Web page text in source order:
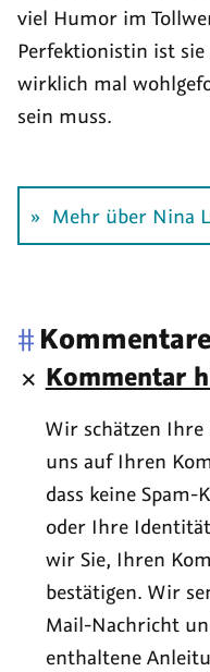
viel Humor im
Perfektionistin ist
wirklich mal
sein muss.
Mehr über Nina
# Kommentare
Kommentar
Wir schätzen
uns auf Ihren
dass keine
oder Ihre
wir Sie, Ihren
bestätigen. Wir
Mail-Nachricht
enthaltene